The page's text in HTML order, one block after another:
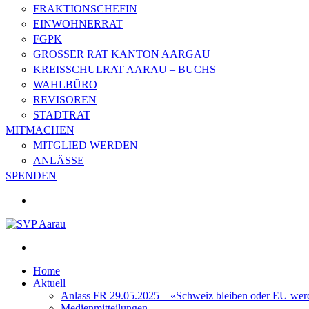
FRAKTIONSCHEFIN
EINWOHNERRAT
FGPK
GROSSER RAT KANTON AARGAU
KREISSCHULRAT AARAU – BUCHS
WAHLBÜRO
REVISOREN
STADTRAT
MITMACHEN
MITGLIED WERDEN
ANLÄSSE
SPENDEN
Home
Aktuell
Anlass FR 29.05.2025 – «Schweiz bleiben oder EU